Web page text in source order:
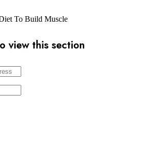
To Build Muscle
view this section